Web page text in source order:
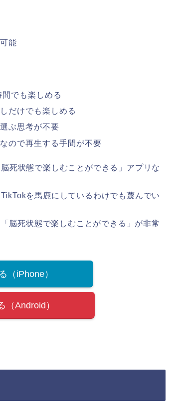
能
でも楽しめる
だけでも楽しめる
ぶ思考が不要
ので再生する手間が不要
死状態で楽しむことができる」アプリな
を馬鹿にしているわけでも蔑んでい
脳死状態で楽しむことができる」が非常
（iPhone）
（Android）